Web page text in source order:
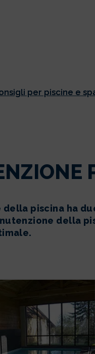
per piscine e
della piscina ha
della